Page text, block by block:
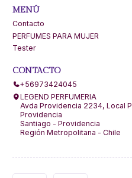
MENÚ
Contacto
PERFUMES PARA MUJER
Tester
CONTACTO
+56973424045
LEGEND PERFUMERIA
Avda Providencia 2234, Local
Providencia
Santiago - Providencia
Región Metropolitana - Chile